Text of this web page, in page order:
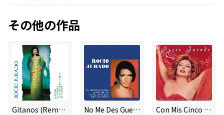
その他の作品
Gitanos (Remasterizado 2024)
No Me Des Guerra (Remasterizado 2023)
Con Mis Cinco Sentidos (Remasterizado 2023)